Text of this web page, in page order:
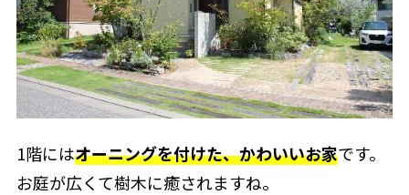
1階にはオーニングを付けた、かわいいお家です。
お庭が広くて樹木に癒されますね。